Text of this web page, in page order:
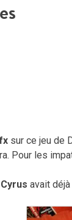
sur ce jeu de
Pour les
Cyrus avait